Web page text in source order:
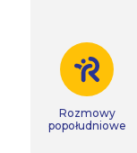
Rozmowy
popołudniowe